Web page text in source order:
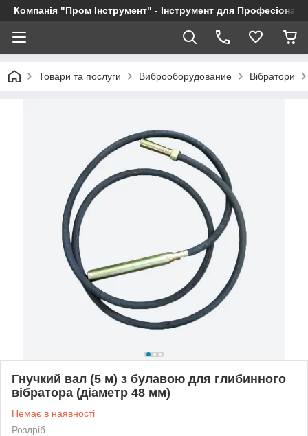
Компанія "Пром Інструмент" - Інструмент для
Товари та послуги Виброоборудование Вібратори
Гнучкий вал (5 м) з булавою для глибинного
вібратора (діаметр 48 мм)
Немає в наявності
Роздріб